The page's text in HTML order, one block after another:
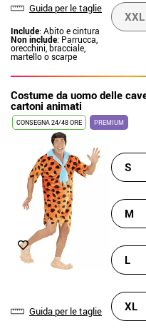
Guida per le taglie
Include: Abito e cintura
Non include: Parrucca,
orecchini, bracciale,
martello o scarpe
XXL
Costume da uomo delle
cartoni animati
CONSEGNA 24/48 ORE PREMIUM
Guida per le taglie
S
M
L
XL